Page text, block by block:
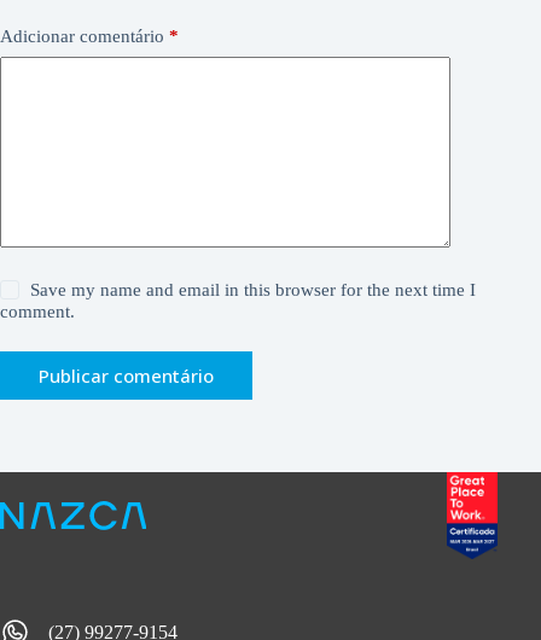
Adicionar comentário *
Save my name and email in this browser for the next time I
comment.
Publicar comentário
(27) 99277-9154